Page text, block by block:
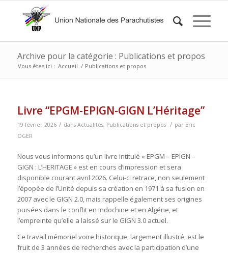
Archive pour la catégorie : Publications et propos
Vous êtes ici : Accueil / Publications et propos
Livre “EPGM-EPIGN-GIGN L’Héritage”
19 février 2026 / dans Actualités, Publications et propos / par Eric
OGER
Nous vous informons qu’un livre intitulé « EPGM – EPIGN –
GIGN : L’HERITAGE » est en cours d’impression et sera
disponible courant avril 2026. Celui-ci retrace, non seulement
l’épopée de l’Unité depuis sa création en 1971 à sa fusion en
2007 avec le GIGN 2.0, mais rappelle également ses origines
puisées dans le conflit en Indochine et en Algérie, et
l’empreinte qu’elle a laissé sur le GIGN 3.0 actuel.
Ce travail mémoriel voire historique, largement illustré, est le
fruit de 3 années de recherches avec la participation d’une